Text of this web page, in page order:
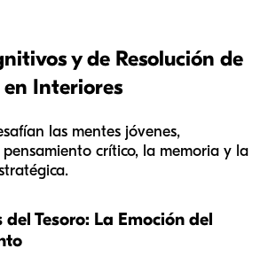
y de Resolución de
Interiores
las mentes jóvenes,
crítico, la memoria y la
del Tesoro: La Emoción del